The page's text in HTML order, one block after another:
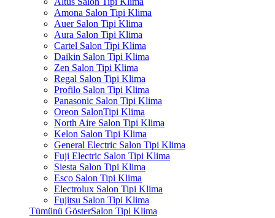
Amona Salon Tipi Klima
Auer Salon Tipi Klima
Aura Salon Tipi Klima
Cartel Salon Tipi Klima
Daikin Salon Tipi Klima
Zen Salon Tipi Klima
Regal Salon Tipi Klima
Profilo Salon Tipi Klima
Panasonic Salon Tipi Klima
Oreon SalonTipi Klima
North Aire Salon Tipi Klima
Kelon Salon Tipi Klima
General Electric Salon Tipi Klima
Fuji Electric Salon Tipi Klima
Siesta Salon Tipi Klima
Esco Salon Tipi Klima
Electrolux Salon Tipi Klima
Fujitsu Salon Tipi Klima
Tümünü GösterSalon Tipi Klima